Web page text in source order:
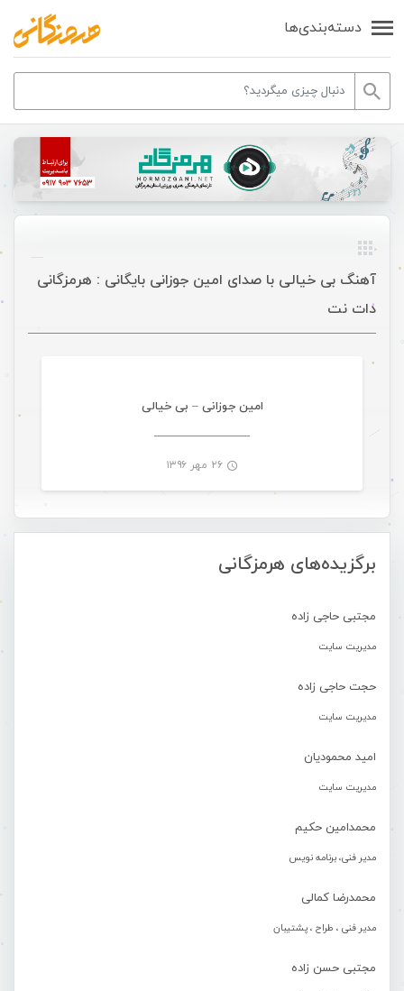
دسته‌بندی‌ها
برگزیده‌های هرمزگانی
مجتبی حاجی زاده
مدیریت سایت
حجت حاجی زاده
مدیریت سایت
امید محمودیان
مدیریت سایت
محمدامین حکیم
مدیر فنی، برنامه نویس
محمدرضا کمالی
مدیر فنی ، طراح ، پشتیبان
مجتبی حسن زاده
آهنگ بی خیالی با صدای امین جوزانی بایگانی : هرمزگانی
دات نت
امین جوزانی – بی خیالی
۲۶ مهر ۱۳۹۶